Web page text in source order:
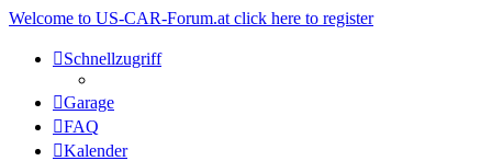
Welcome to US-CAR-Forum.at click here to register
Schnellzugriff
Garage
FAQ
Kalender